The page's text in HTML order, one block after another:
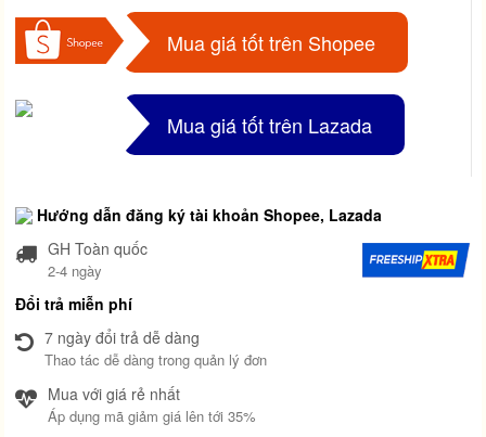
Mua giá tốt trên Shopee
Mua giá tốt trên Lazada
Hướng dẫn đăng ký tài khoản Shopee, Lazada
GH Toàn quốc
2-4 ngày
Đổi trả miễn phí
7 ngày đổi trả dễ dàng
Thao tác dễ dàng trong quản lý đơn
Mua với giá rẻ nhất
Áp dụng mã giảm giá lên tới 35%